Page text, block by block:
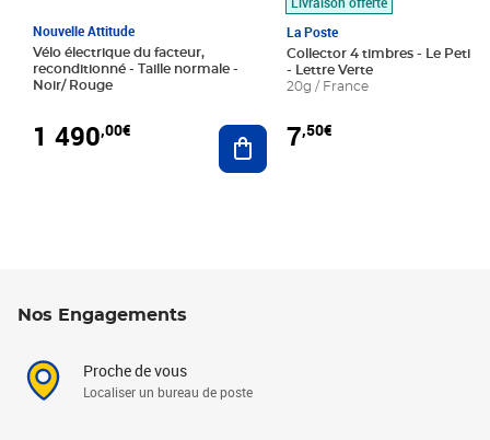
Nouvelle Attitude
Vélo électrique du facteur,
reconditionné - Taille normale -
Noir/ Rouge
1 490,00€ Ajouter au panier
La Poste
Collector 4 timbres - Le Petit
- Lettre Verte
20g / France
7,50€
Nos Engagements
Proche de vous
Localiser un bureau de poste